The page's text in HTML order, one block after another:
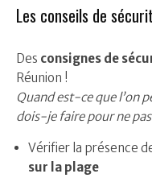
Les conseils de
Des consignes de
Réunion !
Quand est-ce que l’on
dois-je faire pour ne
Vérifier la présence
sur la plage